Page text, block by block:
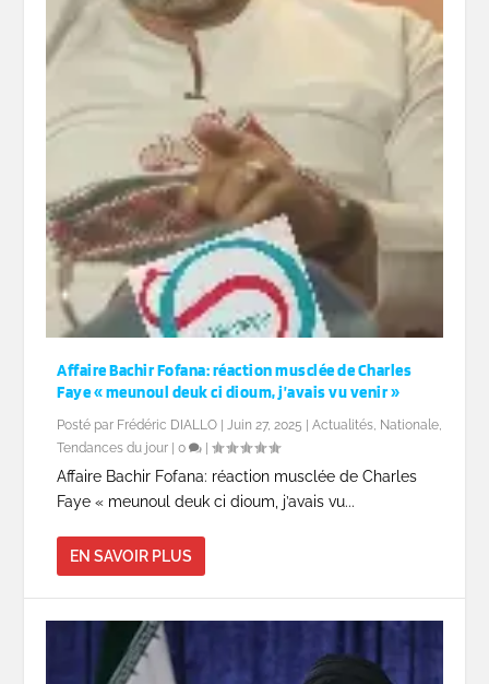
Affaire Bachir Fofana: réaction musclée de Charles
Faye « meunoul deuk ci dioum, j’avais vu venir »
Posté par Frédéric DIALLO | Juin 27, 2025 |Actualités Nationale
Tendances du jour |0 |
Affaire Bachir Fofana: réaction musclée de Charles
Faye « meunoul deuk ci dioum, j’avais vu...
EN SAVOIR PLUS